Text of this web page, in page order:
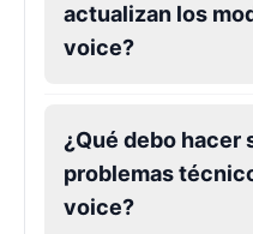
actualizan los
voice?
¿Qué debo hacer
problemas
voice?